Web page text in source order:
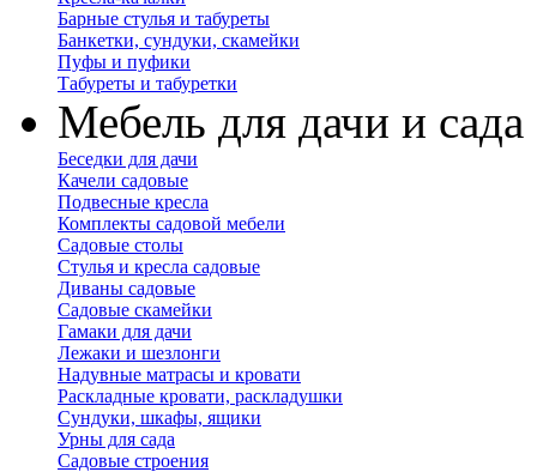
Барные стулья и табуреты
Банкетки, сундуки, скамейки
Пуфы и пуфики
Табуреты и табуретки
Мебель для дачи и сада
Беседки для дачи
Качели садовые
Подвесные кресла
Комплекты садовой мебели
Садовые столы
Стулья и кресла садовые
Диваны садовые
Садовые скамейки
Гамаки для дачи
Лежаки и шезлонги
Надувные матрасы и кровати
Раскладные кровати, раскладушки
Сундуки, шкафы, ящики
Урны для сада
Садовые строения